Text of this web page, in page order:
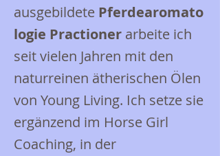
ausgebildete Pferdearomato
logie Practioner arbeite ich
seit vielen Jahren mit den
naturreinen ätherischen Ölen
von Young Living. Ich setze sie
ergänzend im Horse Girl
Coaching, in der